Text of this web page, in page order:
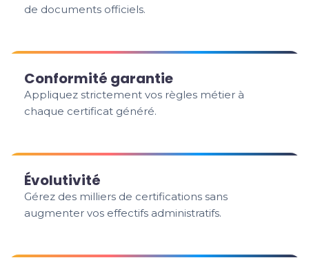
de documents officiels.
Conformité garantie
Appliquez strictement vos règles métier à
chaque certificat généré.
Évolutivité
Gérez des milliers de certifications sans
augmenter vos effectifs administratifs.